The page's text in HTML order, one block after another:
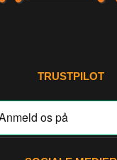
TRUSTPILOT